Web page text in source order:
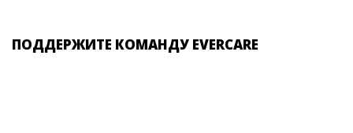
ПОДДЕРЖИТЕ КОМАНДУ EVERCARE